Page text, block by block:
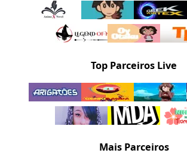
Top Parceiros Live
Mais Parceiros